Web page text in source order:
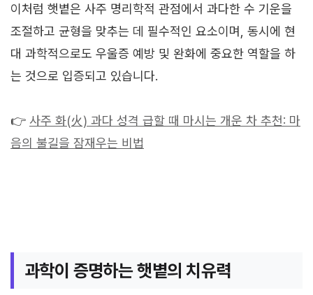
이처럼 햇볕은 사주 명리학적 관점에서 과다한 수 기운을
조절하고 균형을 맞추는 데 필수적인 요소이며, 동시에 현
대 과학적으로도 우울증 예방 및 완화에 중요한 역할을 하
는 것으로 입증되고 있습니다.
👉 사주 화(火) 과다 성격 급할 때 마시는 개운 차 추천: 마
음의 불길을 잠재우는 비법
과학이 증명하는 햇볕의 치유력